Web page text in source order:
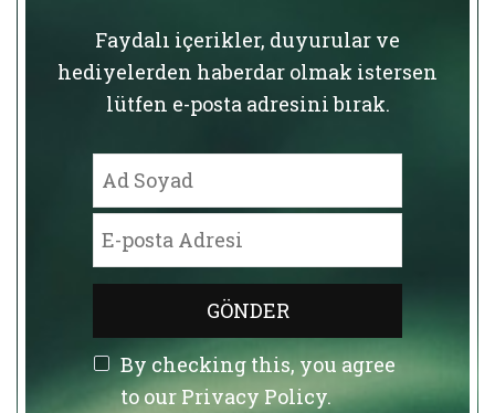
Faydalı içerikler, duyurular ve
hediyelerden haberdar olmak istersen
lütfen e-posta adresini bırak.
By checking this, you agree
to our Privacy Policy.